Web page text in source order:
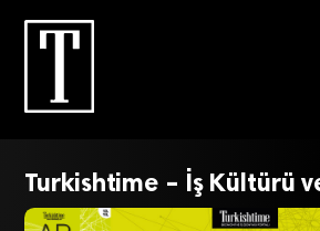
Turkishtime – İş Kültürü